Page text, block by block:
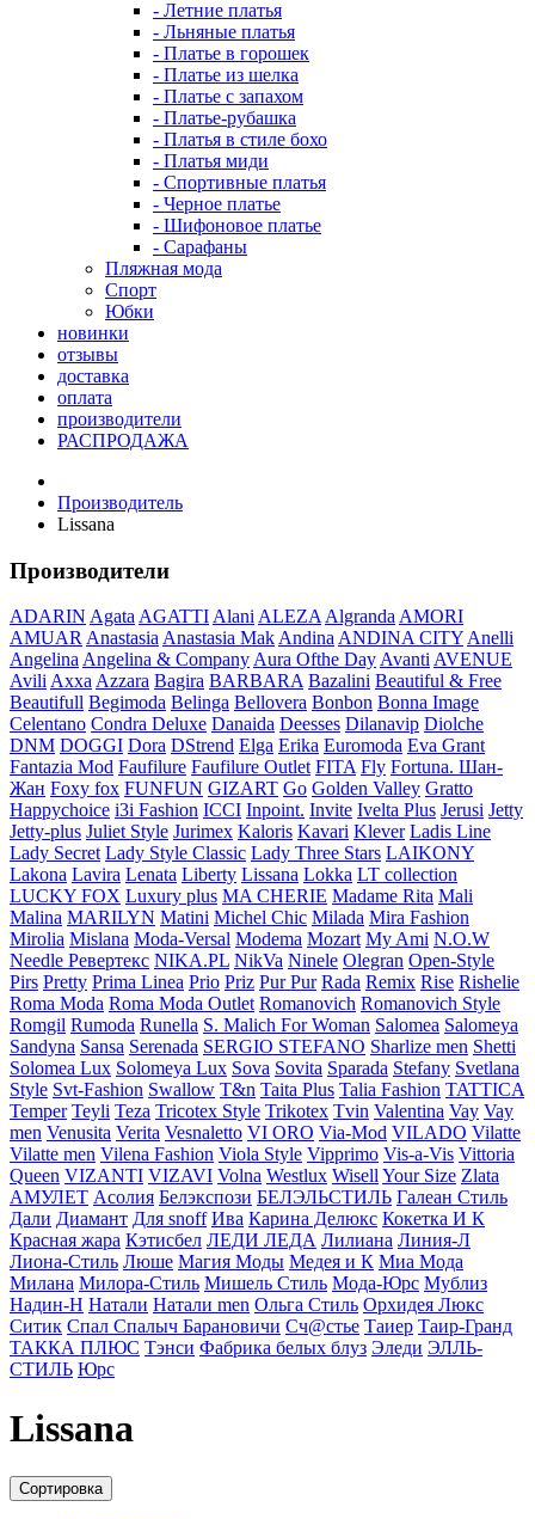
- Летние платья
- Льняные платья
- Платье в горошек
- Платье из шелка
- Платье с запахом
- Платье-рубашка
- Платья в стиле бохо
- Платья миди
- Спортивные платья
- Черное платье
- Шифоновое платье
- Сарафаны
Пляжная мода
Спорт
Юбки
новинки
отзывы
доставка
оплата
производители
РАСПРОДАЖА
Производитель
Lissana
Производители
ADARIN AgataAGATTIAlaniALEZAAlgrandaAMORI
AMUARAnastasiaAnastasia MakAndinaANDINA CITYAnelli
AngelinaAngelina & CompanyAura Ofthe DayAvantiAVENUE
AviliAxxaAzzara Bagira BARBARA Bazalini Beautiful & Free
Beautifull Begimoda Belinga Bellovera Bonbon Bonna Image
Celentano Condra Deluxe Danaida Deesses Dilanavip Diolche
DNM DOGGI Dora DStrend Elga Erika Euromoda Eva Grant
Fantazia Mod Faufilure Faufilure Outlet FITA Fly Fortuna. Шан-
Жан Foxy fox FUNFUN GIZART Go Golden Valley Gratto
Happychoice i3i Fashion ICCI Inpoint. Invite Ivelta Plus Jerusi Jetty
Jetty-plus Juliet Style Jurimex Kaloris Kavari Klever Ladis Line
Lady Secret Lady Style Classic Lady Three Stars LAIKONY
Lakona Lavira Lenata Liberty Lissana Lokka LT collection
LUCKY FOX Luxury plus MA CHERIE Madame Rita Mali
Malina MARILYN Matini Michel Chic Milada Mira Fashion
Mirolia Mislana Moda-Versal Modema Mozart My Ami N.O.W
Needle Ревертекс NIKA.PL NikVa Ninele Olegran Open-Style
Pirs Pretty Prima Linea Prio Priz Pur Pur Rada Remix Rise Rishelie
Roma Moda Roma Moda Outlet Romanovich Romanovich Style
Romgil Rumoda Runella S. Malich For Woman Salomea Salomeya
Sandyna Sansa Serenada SERGIO STEFANO Sharlize men Shetti
Solomea Lux Solomeya Lux Sova Sovita Sparada Stefany Svetlana
Style Svt-Fashion Swallow T&n Taita Plus Talia Fashion TATTICA
Temper Teyli Teza Tricotex Style Trikotex Tvin Valentina Vay Vay
men Venusita Verita Vesnaletto VI ORO Via-Mod VILADO Vilatte
Vilatte men Vilena Fashion Viola Style Vipprimо Vis-a-Vis Vittoria
Queen VIZANTI VIZAVI Volna Westlux WisellYour Size Zlata
АМУЛЕТ Асолия Белэкспози БЕЛЭЛЬСТИЛЬ Галеан Cтиль
Дали Диамант Для snoff Ива Карина Делюкс Кокетка И К
Красная жара Кэтисбел ЛЕДИ ЛЕДА Лилиана Линия-Л
Лиона-Стиль Люше Магия Моды Медея и К Миа Мода
Милана Милора-Стиль Мишель Стиль Мода-Юрс Мублиз
Надин-Н Натали Натали men Ольга Стиль Орхидея Люкс
Ситик Спал Спалыч Барановичи Сч@стье Таиер Таир-Гранд
ТАККА ПЛЮС Тэнси Фабрика белых блуз Эледи ЭЛЛЬ-
СТИЛЬ Юрс
Lissana
Сортировка